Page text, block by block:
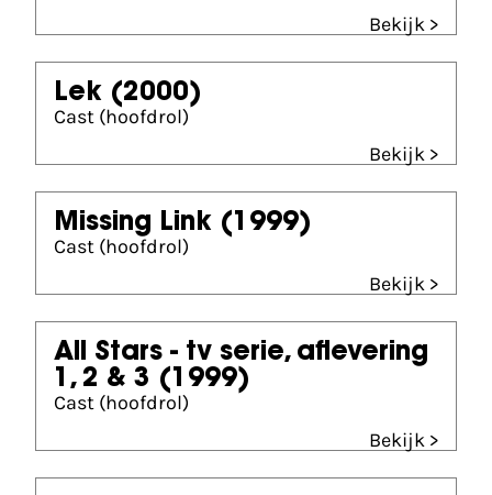
Bekijk >
Lek (2000)
Cast (hoofdrol)
Bekijk >
Missing Link (1999)
Cast (hoofdrol)
Bekijk >
All Stars - tv serie, aflevering
1, 2 & 3 (1999)
Cast (hoofdrol)
Bekijk >